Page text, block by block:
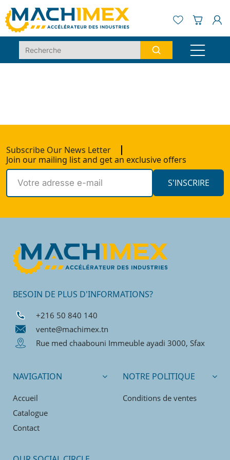
Subscribe Our News Letter
Join our mailing list and get an exclusive offers
S'INSCRIRE
BESOIN DE PLUS D'INFORMATIONS?
+216 50 840 140
vente@machimex.tn
Rue med chaabouni Immeuble ayadi 3000, Sfax
NAVIGATION
Accueil
Catalogue
Contact
NOTRE POLITIQUE
Conditions de ventes